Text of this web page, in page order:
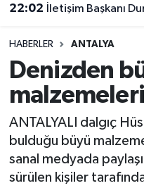
22:02 İletişim Başkanı Duran'dan,
HABERLER ANTALYA
Denizden
malzemeleri
ANTALYALI dalgıç
bulduğu büyü
sanal medyada
sürülen kişiler
Biyografi
Çevre
Diğer
Dünya
Ankara Trafik
Süper Lig Puan
Tüm Manşetler
Son Dakika